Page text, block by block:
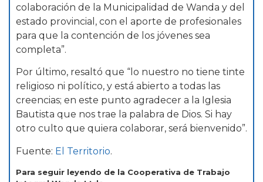
colaboración de la Municipalidad de Wanda y del
estado provincial, con el aporte de profesionales
para que la contención de los jóvenes sea
completa”.
Por último, resaltó que “lo nuestro no tiene tinte
religioso ni político, y está abierto a todas las
creencias; en este punto agradecer a la Iglesia
Bautista que nos trae la palabra de Dios. Si hay
otro culto que quiera colaborar, será bienvenido”.
Fuente: El Territorio.
Para seguir leyendo de la Cooperativa de Trabajo